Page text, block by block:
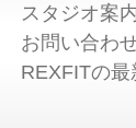
スタジオ案
お問い合わ
REXFITの最